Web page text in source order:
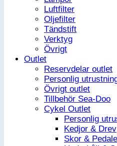
Luftfilter
Oljefilter
Tändstift
Verktyg
Övrigt
Outlet
Reservdelar outlet
Personlig
Övrigt outlet
Tillbehör Sea-Doo
Cykel Outlet
Personlig
Kedjor & Drev
Skor &